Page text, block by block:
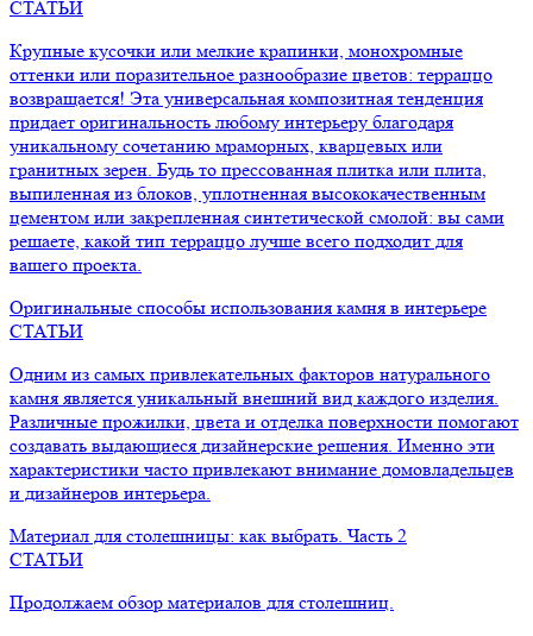
СТАТЬИ
Крупные кусочки или мелкие крапинки, монохромные
оттенки или поразительное разнообразие цветов: терраццо
возвращается! Эта универсальная композитная тенденция
придает оригинальность любому интерьеру благодаря
уникальному сочетанию мраморных, кварцевых или
гранитных зерен. Будь то прессованная плитка или плита,
выпиленная из блоков, уплотненная высококачественным
цементом или закрепленная синтетической смолой: вы сами
решаете, какой тип терраццо лучше всего подходит для
вашего проекта.
Оригинальные способы использования камня в интерьере
СТАТЬИ
Одним из самых привлекательных факторов натурального
камня является уникальный внешний вид каждого изделия.
Различные прожилки, цвета и отделка поверхности помогают
создавать выдающиеся дизайнерские решения. Именно эти
характеристики часто привлекают внимание домовладельцев
и дизайнеров интерьера.
Материал для столешницы: как выбрать. Часть 2
СТАТЬИ
Продолжаем обзор материалов для столешниц.